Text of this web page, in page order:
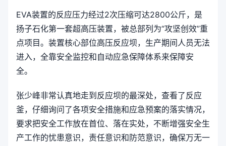
EVA装置的反应压力经过2次压缩可达2800公斤，是
扬子石化第一套超高压装置，被总部列为“攻坚创效”重
点项目。装置核心部位高压反应坝，生产期间人员无法
进入，全靠安全监控和自动应急保障体系来保障安
全。
张少峰非常认真地走到反应坝的最深处，查看了反应
釜，仔细询问了各项安全措施和应急预案的落实情况，
要求把安全工作放在首位、落在实处，不断增强安全生
产工作的忧患意识，责任意识和防范意识，确保万无一